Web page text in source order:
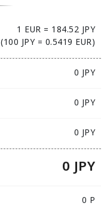
1 EUR = 184.52 JPY
(100 JPY = 0.5419 EUR)
0 JPY
0 JPY
0 JPY
0 JPY
0 P